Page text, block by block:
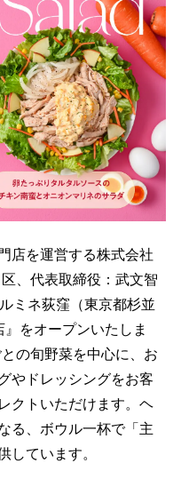
店を運営する株式会社
、代表取締役：武文智
ミネ荻窪（東京都杉並
』をオープンいたしま
の旬野菜を中心に、お
やドレッシングをお客
クトいただけます。ヘ
る、ボウル一杯で「主
しています。